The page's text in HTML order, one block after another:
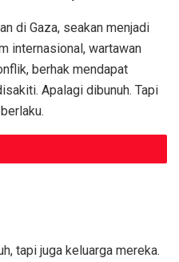
di Gaza, seakan menjadi
internasional, wartawan
berhak mendapat
Apalagi dibunuh. Tapi
tapi juga keluarga mereka.